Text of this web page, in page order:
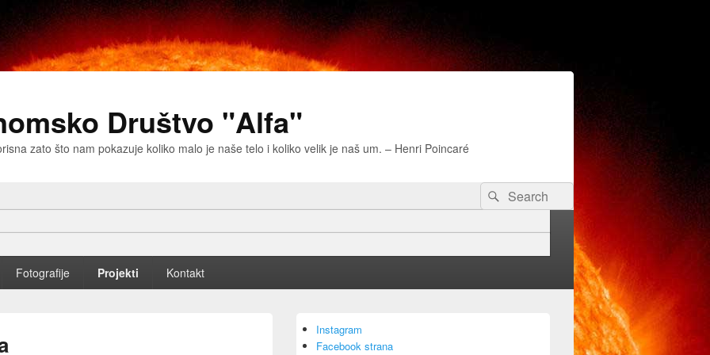
Društvo "Alfa"
zato što nam pokazuje koliko malo je naše telo i koliko velik je naš um. – Henri Poincaré
Search
for:
Search
Fotografije Projekti Kontakt
Sidebar
Widget
Instagram
Facebook strana